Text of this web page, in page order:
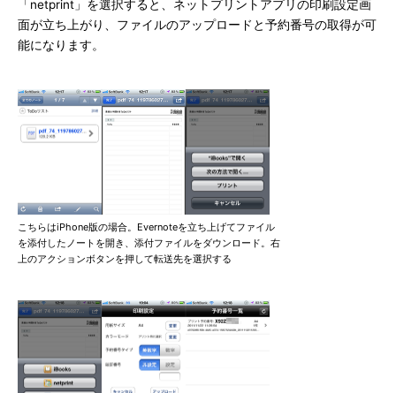
「netprint」を選択すると、ネットプリントアプリの印刷設定画
面が立ち上がり、ファイルのアップロードと予約番号の取得が可
能になります。
こちらはiPhone版の場合。Evernoteを立ち上げてファイル
を添付したノートを開き、添付ファイルをダウンロード。右
上のアクションボタンを押して転送先を選択する